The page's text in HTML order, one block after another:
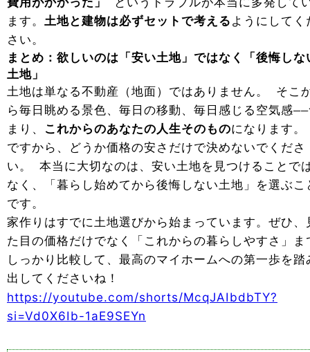
ます。 土地と建物は必ずセットで考える ようにしてく
さい。
まとめ：欲しいのは「安い土地」ではなく「後悔しな
土地」
土地は単なる不動産（地面）ではありません。 そこ
ら毎日眺める景色、毎日の移動、毎日感じる空気感
まり、 これからのあなたの人生そのものになります。
ですから、どうか価格の安さだけで決めないでくださ
い。 本当に大切なのは、安い土地を見つけることで
なく、「暮らし始めてから後悔しない土地」を選ぶこ
です。
家作りはすでに土地選びから始まっています。ぜひ、
た目の価格だけでなく「これからの暮らしやすさ」ま
しっかり比較して、最高のマイホームへの第一歩を踏
出してくださいね！
https://youtube.com/shorts/McqJAIbdbTY?
si=Vd0X6Ib-1aE9SEYn